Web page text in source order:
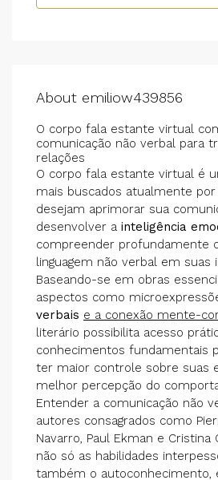
About emiliow439856
O corpo fala estante virtual
comunicação não verbal para
relações
O corpo fala estante virtual é
mais buscados atualmente
desejam aprimorar sua
desenvolver a inteligência
compreender profundamente
linguagem não verbal em suas
Baseando-se em obras
aspectos como
verbais e a conexão mente-
literário possibilita acesso
conhecimentos fundamentais
ter maior controle sobre suas
melhor percepção do
Entender a comunicação não
autores consagrados como
Navarro, Paul Ekman e Cristina
não só as habilidades
também o autoconhecimento,